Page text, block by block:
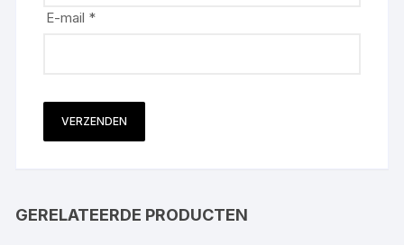
E-mail *
GERELATEERDE PRODUCTEN